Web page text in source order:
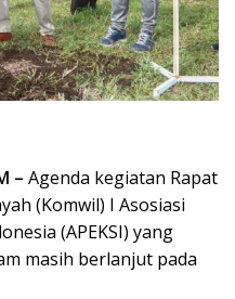
– Agenda kegiatan Rapat
(Komwil) I Asosiasi
(APEKSI) yang
masih berlanjut pada